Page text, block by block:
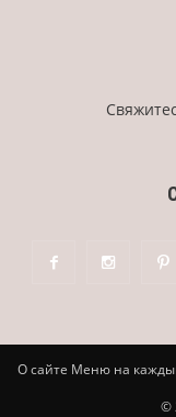
О сайте Меню на
©